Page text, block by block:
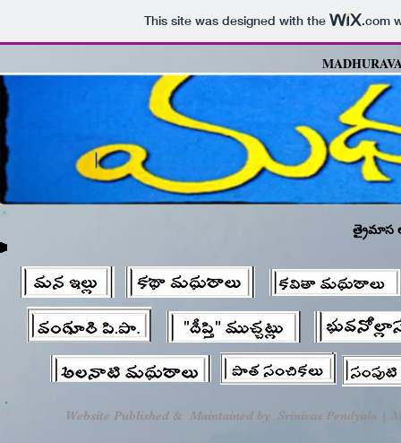
This site was designed with the .com
త్రైమాస
Website Published & Maintained by Srinivas Pendyala |